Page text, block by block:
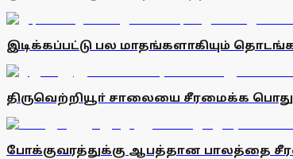
இடிக்கப்பட்டு பல மாதங்களாகியும்
திருவெற்றியூா் சாலையை சீரமைக்க
போக்குவரத்துக்கு ஆபத்தான பாலத்தை